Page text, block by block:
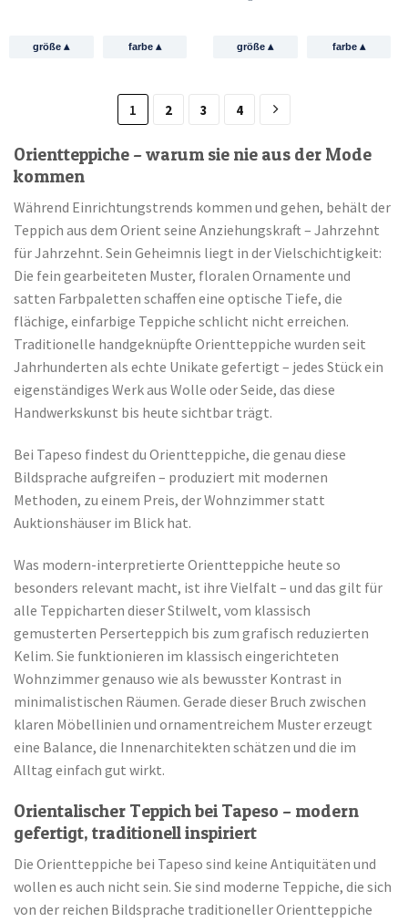
größe▴ farbe ▴ größe▴ farbe ▴
1 2 3 4
Orientteppiche – warum sie nie aus der Mode
kommen
Während Einrichtungstrends kommen und gehen, behält der
Teppich aus dem Orient seine Anziehungskraft – Jahrzehnt
für Jahrzehnt. Sein Geheimnis liegt in der Vielschichtigkeit:
Die fein gearbeiteten Muster, floralen Ornamente und
satten Farbpaletten schaffen eine optische Tiefe, die
flächige, einfarbige Teppiche schlicht nicht erreichen.
Traditionelle handgeknüpfte Orientteppiche wurden seit
Jahrhunderten als echte Unikate gefertigt – jedes Stück ein
eigenständiges Werk aus Wolle oder Seide, das diese
Handwerkskunst bis heute sichtbar trägt.
Bei Tapeso findest du Orientteppiche, die genau diese
Bildsprache aufgreifen – produziert mit modernen
Methoden, zu einem Preis, der Wohnzimmer statt
Auktionshäuser im Blick hat.
Was modern-interpretierte Orientteppiche heute so
besonders relevant macht, ist ihre Vielfalt – und das gilt für
alle Teppicharten dieser Stilwelt, vom klassisch
gemusterten Perserteppich bis zum grafisch reduzierten
Kelim. Sie funktionieren im klassisch eingerichteten
Wohnzimmer genauso wie als bewusster Kontrast in
minimalistischen Räumen. Gerade dieser Bruch zwischen
klaren Möbellinien und ornamentreichem Muster erzeugt
eine Balance, die Innenarchitekten schätzen und die im
Alltag einfach gut wirkt.
Orientalischer Teppich bei Tapeso – modern
gefertigt, traditionell inspiriert
Die Orientteppiche bei Tapeso sind keine Antiquitäten und
wollen es auch nicht sein. Sie sind moderne Teppiche, die sich
von der reichen Bildsprache traditioneller Orientteppiche